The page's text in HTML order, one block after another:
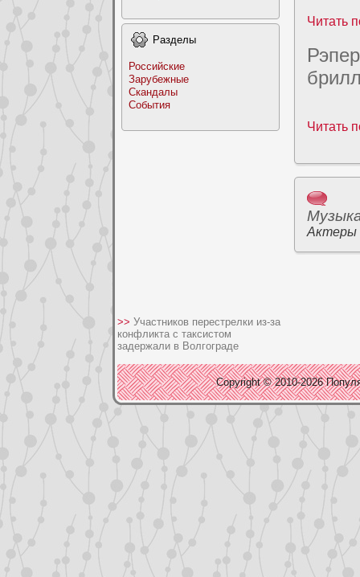
Раздeлы
Российские
Заpyбежные
Скандалы
События
Читать
Читать
Актеры
>> Участников перестрелки из-за
конфликта с таксистом
задержали в Волгограде
Copyright © 2010-2026